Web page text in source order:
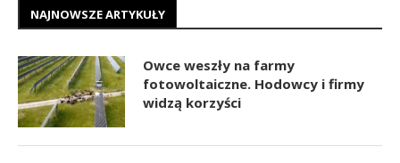
NAJNOWSZE ARTYKUŁY
Owce weszły na farmy
fotowoltaiczne. Hodowcy i firmy
widzą korzyści